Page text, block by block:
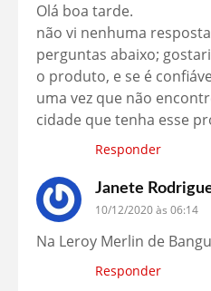
Olá boa tarde.
não vi nenhuma
perguntas abaixo;
o produto, e se é
uma vez que não
cidade que tenha esse
Responder
Janete
10/12/2020 às 06:14
Na Leroy Merlin de
Responder